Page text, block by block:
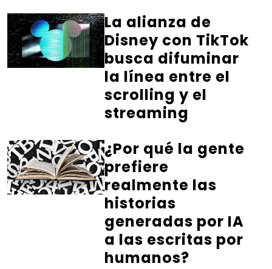
La alianza de
Disney con TikTok
busca difuminar
la línea entre el
scrolling y el
streaming
¿Por qué la gente
prefiere
realmente las
historias
generadas por IA
a las escritas por
humanos?